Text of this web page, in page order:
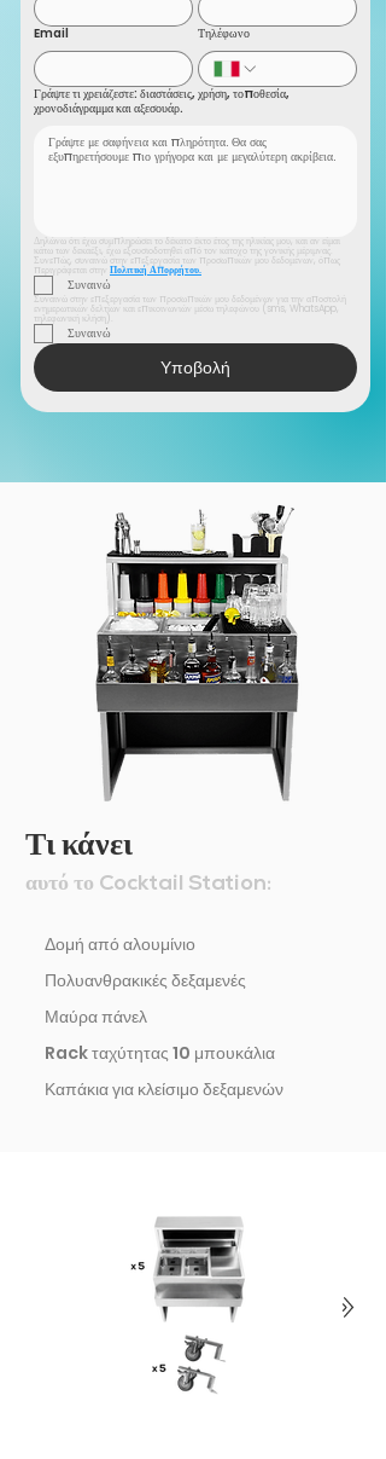
Email Τηλέφωνο
Γράψτε τι χρειάζεστε: διαστάσεις, χρήση, τοποθεσία,
χρονοδιάγραμμα και αξεσουάρ.
Δηλώνω ότι έχω συμπληρώσει το δέκατο έκτο έτος της ηλικίας μου, και αν είμαι
κάτω των δεκαέξι, έχω εξουσιοδοτηθεί από τον κάτοχο της γονικής μέριμνας.
Συνεπώς, συναινώ στην επεξεργασία των προσωπικών μου δεδομένων, όπως
περιγράφεται στην Πολιτική Απορρήτου.
Συναινώ
Συναινώ στην επεξεργασία των προσωπικών μου δεδομένων για την αποστολή
ενημερωτικών δελτίων και επικοινωνιών μέσω τηλεφώνου (sms, WhatsApp,
τηλεφωνική κλήση).
Συναινώ
Υποβολή
Τι κάνει
αυτό το Cocktail Station:
Δομή από αλουμίνιο
Πολυανθρακικές δεξαμενές
Μαύρα πάνελ
Rack ταχύτητας 10 μπουκάλια
Καπάκια για κλείσιμο δεξαμενών